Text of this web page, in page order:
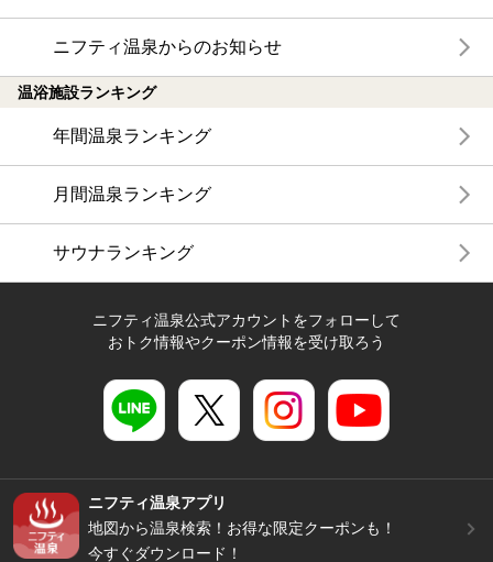
ニフティ温泉からのお知らせ
温浴施設ランキング
年間温泉ランキング
月間温泉ランキング
サウナランキング
ニフティ温泉公式アカウントをフォローして
おトク情報やクーポン情報を受け取ろう
ニフティ温泉アプリ
地図から温泉検索！お得な限定クーポンも！
今すぐダウンロード！